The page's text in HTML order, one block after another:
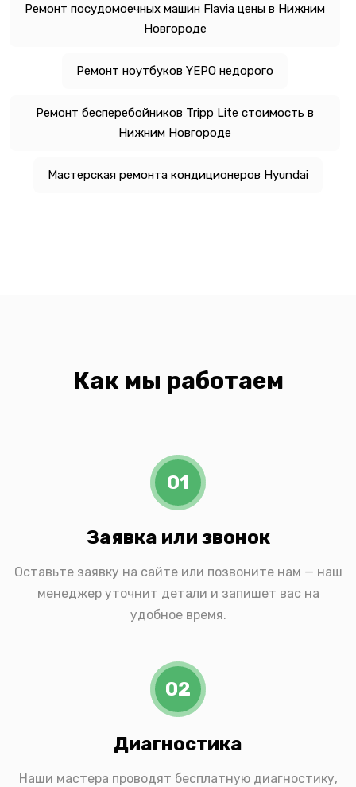
Ремонт посудомоечных машин Flavia цены в Нижним
Новгороде
Ремонт ноутбуков YEPO недорого
Ремонт бесперебойников Tripp Lite стоимость в
Нижним Новгороде
Мастерская ремонта кондиционеров Hyundai
Как мы работаем
01
Заявка или звонок
Оставьте заявку на сайте или позвоните нам — наш
менеджер уточнит детали и запишет вас на
удобное время.
02
Диагностика
Наши мастера проводят бесплатную диагностику,